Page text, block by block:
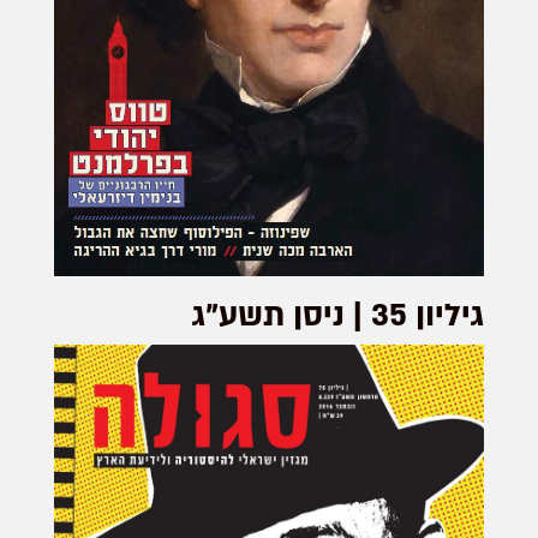
גיליון 35 | ניסן תשע"ג